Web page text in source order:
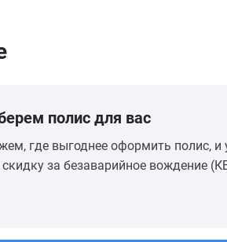
полис для вас
где выгоднее оформить полис, и
за безаварийное вождение